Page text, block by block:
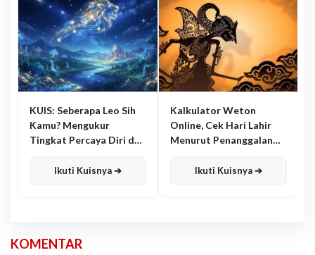
KUIS: Seberapa Leo Sih
Kamu? Mengukur
Tingkat Percaya Diri dan
Ikuti Kuisnya ➔
Kalkulator Weton
Online, Cek Hari Lahir
Menurut Penanggalan
Ikuti Kuisnya ➔
KOMENTAR